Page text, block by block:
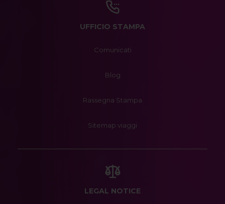
UFFICIO STAMPA
Comunicati
Blog
Rassegna Stampa
Sitemap viaggi
LEGAL NOTICE